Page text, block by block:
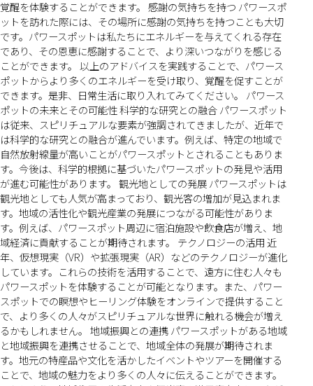
覚醒を体験することができます。 感謝の気持ちを持つ パワースポ
ットを訪れた際には、その場所に感謝の気持ちを持つことも大切
です。パワースポットは私たちにエネルギーを与えてくれる存在
であり、その恩恵に感謝することで、より深いつながりを感じる
ことができます。 以上のアドバイスを実践することで、パワース
ポットからより多くのエネルギーを受け取り、覚醒を促すことが
できます。是非、日常生活に取り入れてみてください。 パワース
ポットの未来とその可能性 科学的な研究との融合 パワースポット
は従来、スピリチュアルな要素が強調されてきましたが、近年で
は科学的な研究との融合が進んでいます。例えば、特定の地域で
自然放射線量が高いことがパワースポットとされることもありま
す。今後は、科学的根拠に基づいたパワースポットの発見や活用
が進む可能性があります。 観光地としての発展 パワースポットは
観光地としても人気が高まっており、観光客の増加が見込まれま
す。地域の活性化や観光産業の発展につながる可能性がありま
す。例えば、パワースポット周辺に宿泊施設や飲食店が増え、地
域経済に貢献することが期待されます。 テクノロジーの活用 近
年、仮想現実（VR）や拡張現実（AR）などのテクノロジーが進化
しています。これらの技術を活用することで、遠方に住む人々も
パワースポットを体験することが可能となります。また、パワー
スポットでの瞑想やヒーリング体験をオンラインで提供すること
で、より多くの人々がスピリチュアルな世界に触れる機会が増え
るかもしれません。 地域振興との連携 パワースポットがある地域
と地域振興を連携させることで、地域全体の発展が期待されま
す。地元の特産品や文化を活かしたイベントやツアーを開催する
ことで、地域の魅力をより多くの人々に伝えることができます。